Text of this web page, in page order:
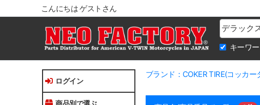
こんにちは ゲストさん
Name
キーワ
ログイン
商品別で選ぶ
ブランド：COKER TIRE(コッカー